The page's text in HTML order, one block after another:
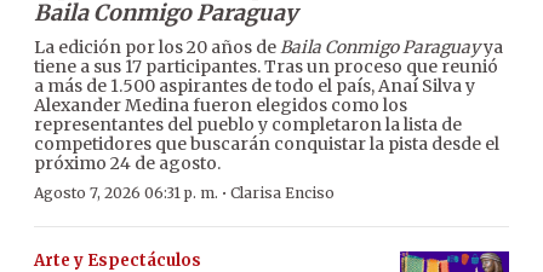
Baila Conmigo Paraguay
La edición por los 20 años deBaila Conmigo Paraguayya
tiene a sus 17 participantes. Tras un proceso que reunió
a más de 1.500 aspirantes de todo el país, Anaí Silva y
Alexander Medina fueron elegidos como los
representantes del pueblo y completaron la lista de
competidores que buscarán conquistar la pista desde el
próximo 24 de agosto.
Agosto 7, 2026 06:31 p. m. · Clarisa Enciso
Arte y Espectáculos